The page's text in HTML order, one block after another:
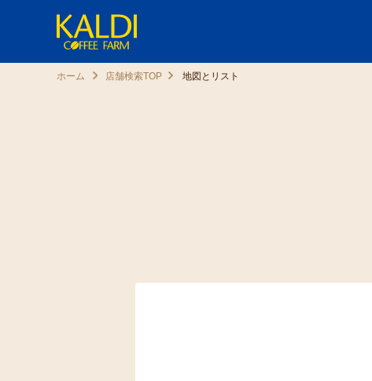
ホーム 店舗検索TOP 地図とリスト